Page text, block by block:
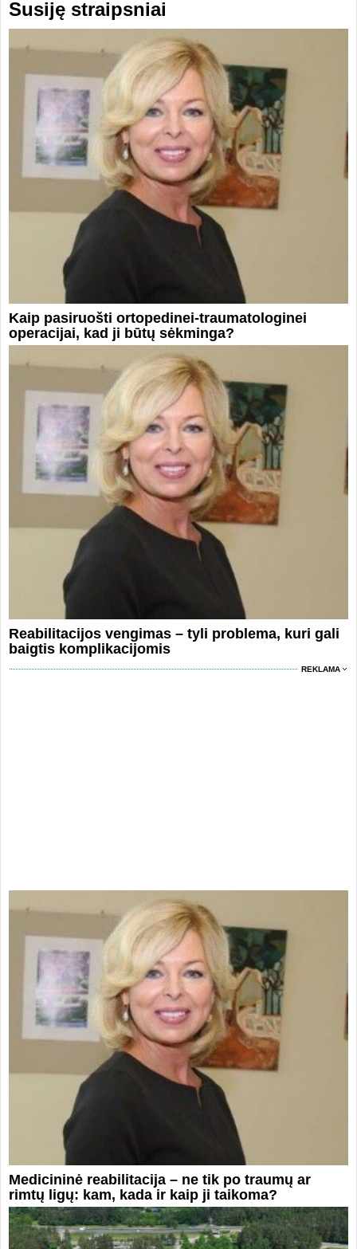
Susiję straipsniai
Kaip pasiruošti ortopedinei-traumatologinei
operacijai, kad ji būtų sėkminga?
Reabilitacijos vengimas – tyli problema, kuri gali
baigtis komplikacijomis
REKLAMA
Medicininė reabilitacija – ne tik po traumų ar
rimtų ligų: kam, kada ir kaip ji taikoma?